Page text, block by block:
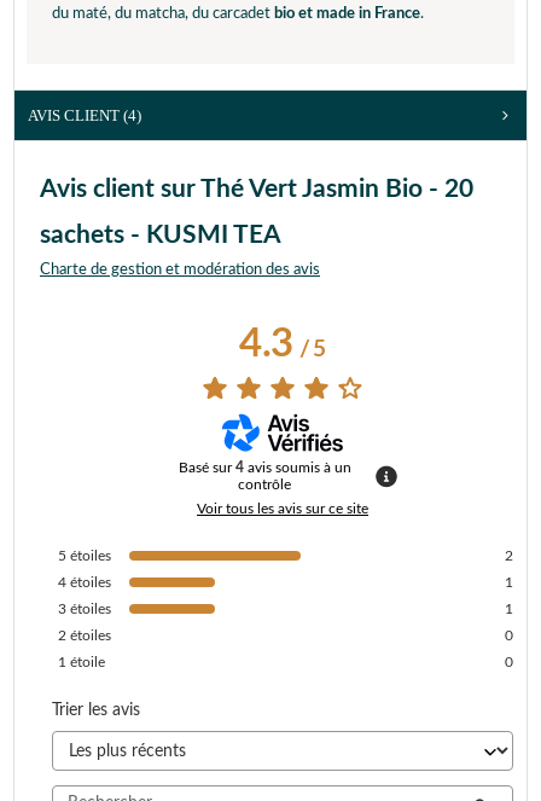
du maté, du matcha, du carcadet bio et made in France.
AVIS CLIENT (4)
Avis client sur Thé Vert Jasmin Bio - 20
sachets - KUSMI TEA
Charte de gestion et modération des avis
4.3/ 5
Basé sur4 avis soumis à un
contrôle
Voir tous les avis sur ce site
5 étoiles
2
4 étoiles
1
3 étoiles
1
2 étoiles
0
1 étoile 0
Trier les avis